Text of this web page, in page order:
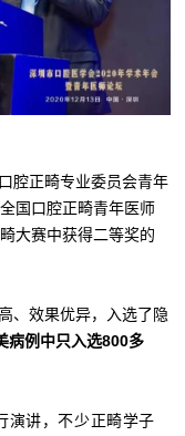
腔正畸专业委员会青年
国口腔正畸青年医师
大赛中获得二等奖的
、效果优异，入选了隐
病例中只入选800多
演讲，不少正畸学子